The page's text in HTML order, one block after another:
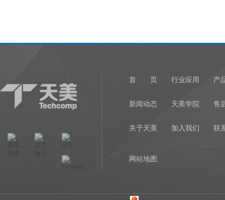
首 页 行业应用 产
新闻动态 天美学院 售
关于天美 加入我们 联
网站地图